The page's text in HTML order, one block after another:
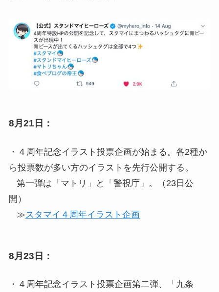
8月21日：
・４周年記念イラスト投票企画が始まる。各2種か
ら投票数が多い方のイラストを先行公開する。
第一弾は「マトリ」と「警視庁」。（23日公
開）
≫ スタマイ４周年イラスト企画
8月23日：
・４周年記念イラスト投票企画第二弾、「九条